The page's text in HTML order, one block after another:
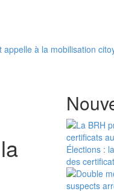
appelle à la mobilisation
Élections :
des